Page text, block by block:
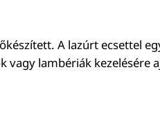
A lazúrt ecsettel
vagy lambériák kezelésére